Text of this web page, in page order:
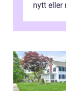
nytt eller